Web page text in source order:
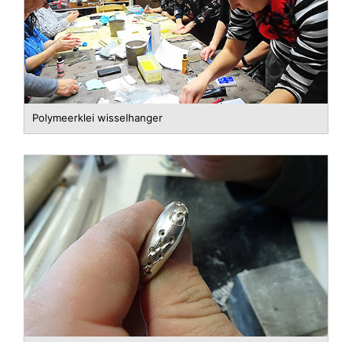
Polymeerklei wisselhanger